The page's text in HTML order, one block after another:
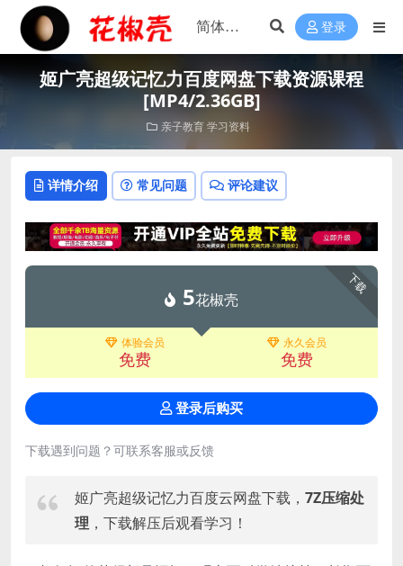
登录
姬广亮超级记忆力百度网盘下载资源课程
[MP4/2.36GB]
亲子教育 学习资料
详情介绍 常见问题 评论建议
下载
5花椒壳
体验会员
免费
永久会员
免费
登录后购买
下载遇到问题？可联系客服或反馈
姬广亮超级记忆力百度云网盘下载， 7Z压缩处
理 ，下载解压后观看学习！